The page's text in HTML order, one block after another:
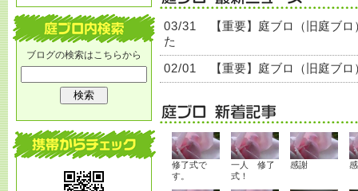
ブログの検索はこちらから
03/31
【重要】庭ブロ（旧庭ブ
た
02/01 【重要】庭ブロ（旧庭ブ
修了式で
す。
一人 修了
式！
感謝